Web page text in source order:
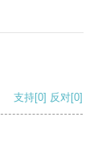
支持[0] 反对[0]